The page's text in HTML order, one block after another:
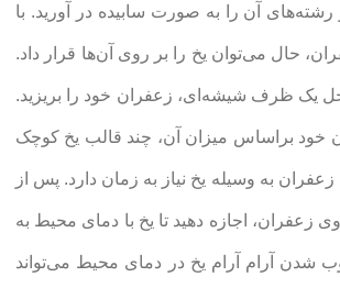
رشته‌های آن را به صورت سابیده در آورید. با
حال می‌توان یخ را بر روی آن‌ها قرار داد.
یک ظرف شیشه‌ای، زعفران‌ خود را بریزید.
خود براساس میزان آن، چند قالب یخ کوچک
به وسیله یخ نیاز به زمان دارد. پس از
زعفران، اجازه دهید تا یخ با دمای محیط به
شدن آرام آرام یخ در دمای محیط می‌تواند